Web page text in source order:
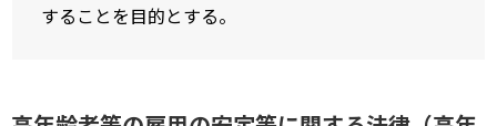
することを目的とする。